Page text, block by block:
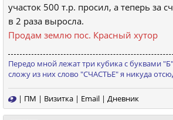
участок 500 т.р. просил, а теперь за
в 2 раза выросла.
Продам землю пос. Красный хутор
Передо мной лежат три кубика с буквами
сложу из них слово "СЧАСТЬЕ" я никуда
| ПМ | Визитка | Email | Дневник